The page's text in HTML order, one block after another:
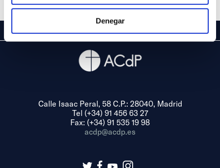
Denegar
Calle Isaac Peral, 58 C.P.: 28040, Madrid
Tel (+34) 91 456 63 27
Fax: (+34) 91 535 19 98
acdp@acdp.es